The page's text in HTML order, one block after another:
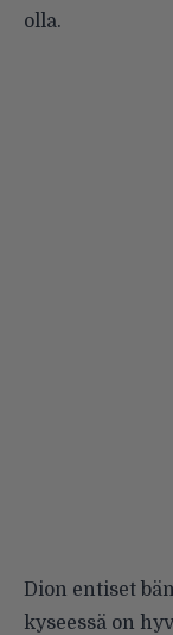
olla.
Dion entiset
kyseessä on